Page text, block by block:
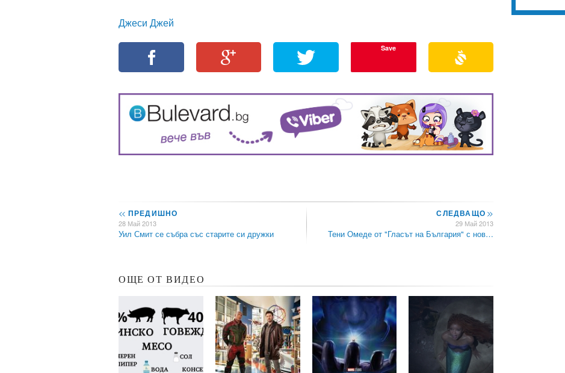
Джеси Джей
Save
<< ПРЕДИШНО
28 Май 2013
Уил Смит се събра със старите си дружки
СЛЕДВАЩО>>
29 Май 2013
Тени Омеде от "Гласът на България" с нов…
ОЩЕ ОТ ВИДЕО